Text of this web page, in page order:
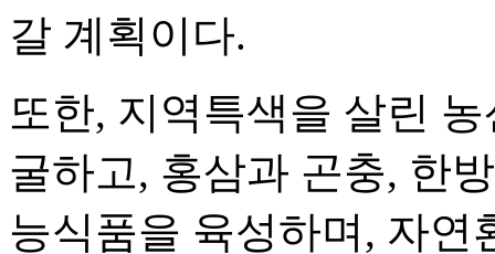
갈 계획이다.
또한, 지역특색을 살린
굴하고, 홍삼과 곤충, 한
능식품을 육성하며, 자연